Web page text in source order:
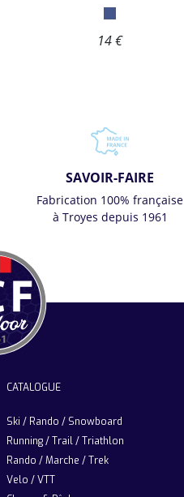
14 €
SAVOIR-FAIRE
Fabrication 100% française
à Troyes depuis 1961
CATALOGUE
Ski / Rando / Snowboard
Running / Trail / Triathlon
Rando / Marche / Trek
Velo / VTT